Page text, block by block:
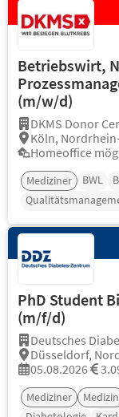
Betriebswirt,
(m/w/d)
DKMS Donor
Köln,
Homeoffice
Mediziner BWL
PhD Student
(m/f/d)
Deutsches
Düsseldorf,
05.08.2026
Mediziner Medizin